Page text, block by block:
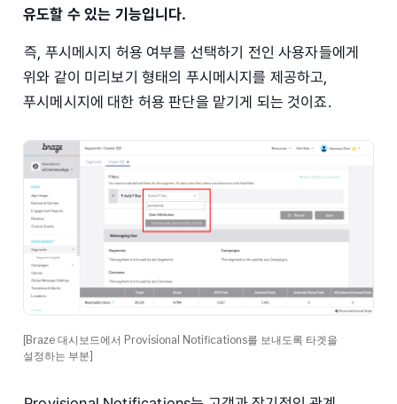
유도할 수 있는 기능입니다.
즉, 푸시메시지 허용 여부를 선택하기 전인 사용자들에게
위와 같이 미리보기 형태의 푸시메시지를 제공하고,
푸시메시지에 대한 허용 판단을 맡기게 되는 것이죠.
[Braze 대시보드에서 Provisional Notifications를 보내도록 타겟을
설정하는 부분]